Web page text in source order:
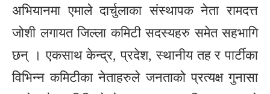
अभियानमा एमाले दार्चुलाका संस्थापक नेता रामदत्त
जोशी लगायत जिल्ला कमिटी सदस्यहरु समेत सहभागि
छन् । एकसाथ केन्द्र, प्रदेश, स्थानीय तह र पार्टीका
विभिन्न कमिटीका नेताहरुले जनताको प्रत्यक्ष गुनासा